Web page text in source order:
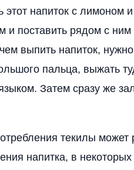
этот напиток с лимоном
и поставить рядом с
выпить напиток,
пальца, выжать
Затем сразу же
текилы может
напитка, в некоторых